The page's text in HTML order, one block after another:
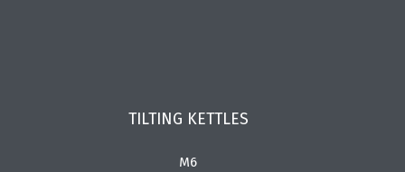
TILTING KETTLES
M6